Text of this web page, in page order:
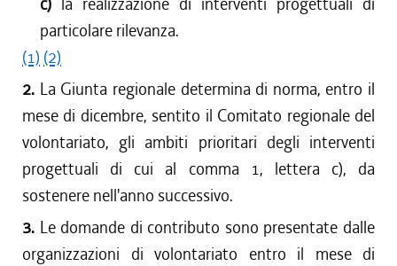
particolare rilevanza.
(1) (2)
2. La Giunta regionale determina di norma, entro il
mese di dicembre, sentito il Comitato regionale del
volontariato, gli ambiti prioritari degli interventi
progettuali di cui al comma 1, lettera c), da
sostenere nell'anno successivo.
3. Le domande di contributo sono presentate dalle
organizzazioni di volontariato entro il mese di